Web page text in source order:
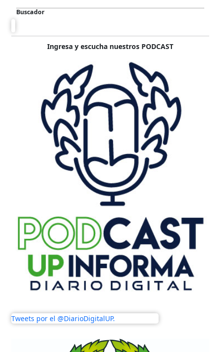
Buscador
Ingresa y escucha nuestros PODCAST
Tweets por el @DiarioDigitalUP.